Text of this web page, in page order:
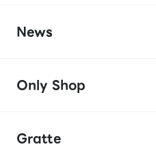
News
Only Shop
Gratte